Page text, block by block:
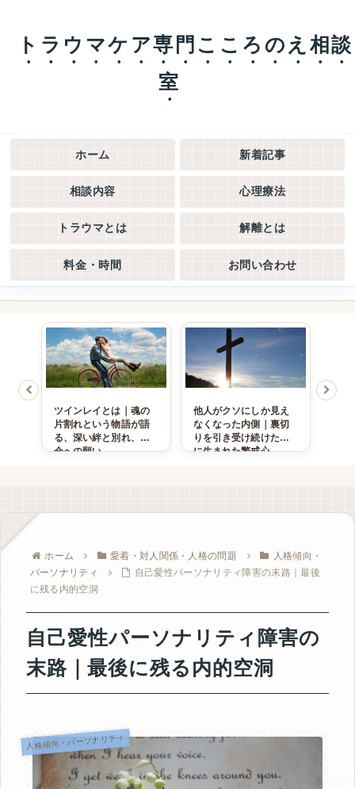
トラウマケア専門こころのえ相談
室
ホーム 新着記事
相談内容 心理療法
トラウマとは 解離とは
料金・時間 お問い合わせ
ツインレイとは｜魂の
片割れという物語が語
る、深い絆と別れ、再
会への願い
他人がクソにしか見え
なくなった内側｜裏切
りを引き受け続けた末
に生まれた警戒心
ホーム 愛着・対人関係・人格の問題
人格傾向・
パーソナリティ
自己愛性パーソナリティ障害の末路｜最後
に残る内的空洞
自己愛性パーソナリティ障害の
末路｜最後に残る内的空洞
人格傾向・パーソナリティ